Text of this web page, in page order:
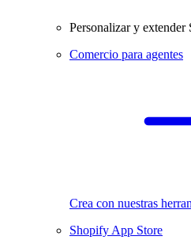
Personalizar y extender
Comercio para agentes
Crea con nuestras
Shopify App Store